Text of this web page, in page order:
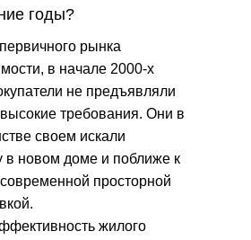
рынка
в начале 2000-х
не предъявляли
требования. Они в
своем искали
в новом доме и поближе к
просторной
жилого
годы?